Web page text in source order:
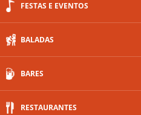
FESTAS E EVENTOS
BALADAS
BARES
RESTAURANTES